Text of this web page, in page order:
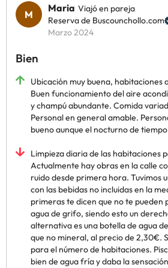
Maria Viajó en pareja
Reserva de Buscounchollo.com
Marzo 2024
Bien
Ubicación muy buena, habitaciones
Buen funcionamiento del aire
y champú abundante. Comida
Personal en general amable.
bueno aunque el nocturno de
Limpieza diaria de las habitaciones
Actualmente hay obras en la calle
ruido desde primera hora. Tuvimos
con las bebidas no incluidas en la
primeras te dicen que no te pueden
agua de grifo, siendo esto un
alternativa es una botella de agua
que no mineral, al precio de 2,30€.
para el número de habitaciones.
bien de agua fría y daba la